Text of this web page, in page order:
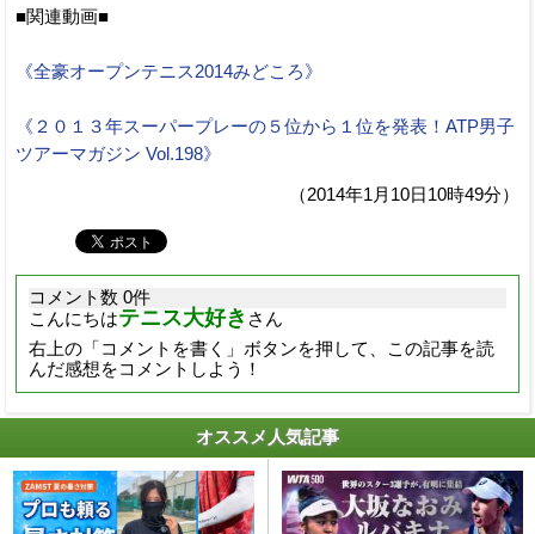
■関連動画■
《全豪オープンテニス2014みどころ》
《２０１３年スーパープレーの５位から１位を発表！ATP男子
ツアーマガジン Vol.198》
（2014年1月10日10時49分）
コメント数 0件
こんにちはテニス大好き さん
右上の「コメントを書く」ボタンを押して、この記事を読
んだ感想をコメントしよう！
オススメ人気記事